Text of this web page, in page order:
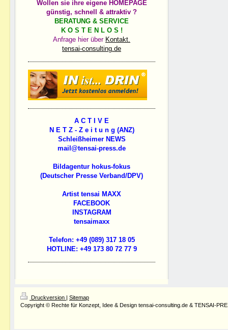
Wollen sie ihre eigene HOMEPAGE
günstig, schnell & attraktiv ?
BERATUNG & SERVICE
K O S T E N L O S !
Anfrage hier über Kontakt.
tensai-consulting.de
A C T I V E
N E T Z - Z e i t u n g (ANZ)
Schleißheimer NEWS
mail@tensai-press.de
Bildagentur hokus-fokus
(Deutscher Presse Verband/DPV)
Artist tensai MAXX
FACEBOOK
INSTAGRAM
tensaimaxx
Telefon: +49 (089) 317 18 05
HOTLINE: +49 173 80 72 77 9
Druckversion | Sitemap
Copyright © Rechte für Konzept, Idee & Design tensai-consulting.de & TENSAI-